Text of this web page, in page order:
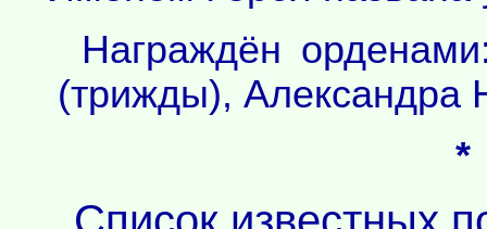
Награждён
(трижды), Александра